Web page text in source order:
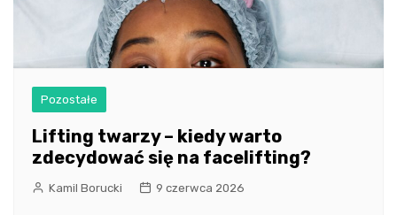
Pozostałe
Lifting twarzy – kiedy warto
zdecydować się na facelifting?
Kamil Borucki 9 czerwca 2026